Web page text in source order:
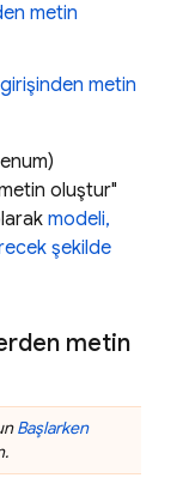
metin
metin
enum)
oluştur"
modeli,
şekilde
metin
Başlarken